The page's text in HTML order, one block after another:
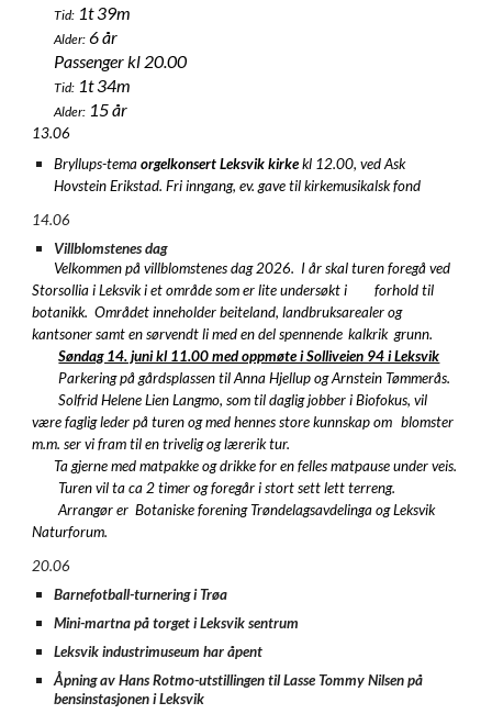
Tid: 1t 39m
Alder: 6 år
Passenger kl 20.00
Tid: 1t 34m
Alder: 15 år
13.06
Bryllups-temaorgelkonsert Leksvik kirkekl 12.00, ved Ask
Hovstein Erikstad. Fri inngang, ev. gave til kirkemusikalsk fond
14.06
Villblomstenes dag
Velkommen på villblomstenes dag 2026. I år skal turen foregå ved
Storsollia i Leksvik i et område som er lite undersøkt i
forhold til
botanikk. Området inneholder beiteland, landbruksarealer og
kantsoner samt en sørvendt li med en del spennende kalkrik grunn.
Søndag 14. juni kl 11.00 med oppmøte i Solliveien 94 i Leksvik
Parkering på gårdsplassen til Anna Hjellup og Arnstein Tømmerås.
Solfrid Helene Lien Langmo, som til daglig jobber i Biofokus, vil
være faglig leder på turen og med hennes store kunnskap om blomster
m.m. ser vi fram til en trivelig og lærerik tur.
Ta gjerne med matpakke og drikke for en felles matpause under veis.
Turen vil ta ca 2 timer og foregår i stort sett lett terreng.
Arrangør er Botaniske forening Trøndelagsavdelinga og Leksvik
Naturforum.
20.06
Barnefotball-turnering i Trøa
Mini-martna på torget i Leksvik sentrum
Leksvik industrimuseum har åpent
Åpning av Hans Rotmo-utstillingen til Lasse Tommy Nilsen på
bensinstasjonen i Leksvik